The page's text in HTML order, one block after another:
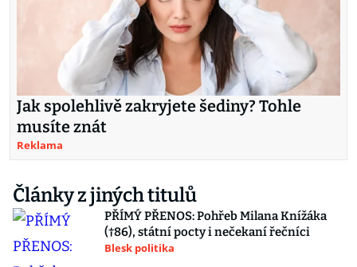
Jak spolehlivě zakryjete šediny? Tohle
musíte znát
Reklama
Články z jiných titulů
PŘÍMÝ PŘENOS: Pohřeb Milana Knížáka
(†86), státní pocty i nečekaní řečníci
Blesk politika